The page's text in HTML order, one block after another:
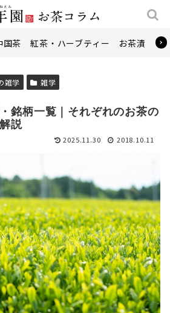
国茶 紅茶・ハーブティー お茶漬け
雑学 雑学
銘柄一覧｜それぞれのお茶の
説
2025.11.30 2018.10.11